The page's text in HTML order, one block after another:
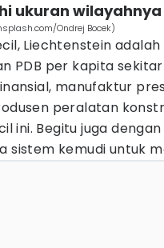
ukuran wilayahnya
Ondrej Bocek)
Liechtenstein
PDB per kapita
manufaktur
peralatan
ini. Begitu juga
sistem kemudi untuk